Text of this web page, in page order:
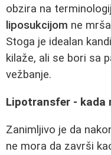
obzira na
liposukcijom ne
Stoga je idealan
kilaže, ali se bori sa
vežbanje.
Lipotransfer - kada
Zanimljivo je da
ne mora da završi